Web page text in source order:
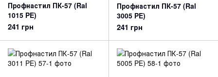
Профнастил ПК-57 (Ral
1015 PE)
241 грн
Профнастил ПК-57 (Ral
3005 PE)
241 грн